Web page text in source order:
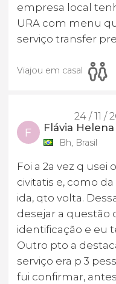
empresa local
URA com menu
serviço transfer
Viajou em casal
24 / 11 /
F Flávia
Bh, Brasil
Foi a 2a vez q usei
civitatis e, como
ida, qto volta.
desejar a questão
identificação e eu
Outro pto a
serviço era p 3
fui confirmar,